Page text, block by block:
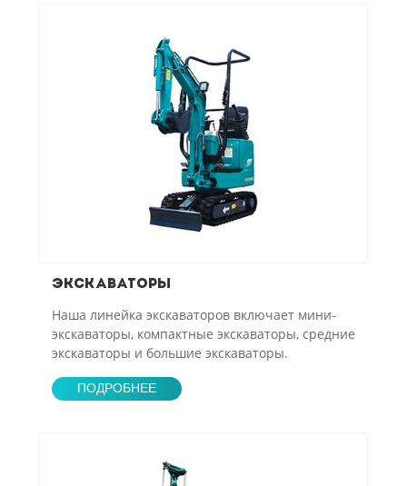
Экскаваторы
Наша линейка экскаваторов включает мини-
экскаваторы, компактные экскаваторы, средние
экскаваторы и большие экскаваторы.
ПОДРОБНЕЕ